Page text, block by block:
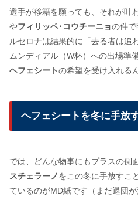
選手が移籍を願っても、それが叶
やフィリッペ･コウチーニョの件
ルセロナは結果的に「去る者は追
ムンディアル（W杯）への出場準
ヘフェシートの希望を受け入れる
ヘフェシートを冬に手放
では、どんな物事にもプラスの側
スチェラーノをこの冬に手放すこ
ているのがMD紙です（まだ退団